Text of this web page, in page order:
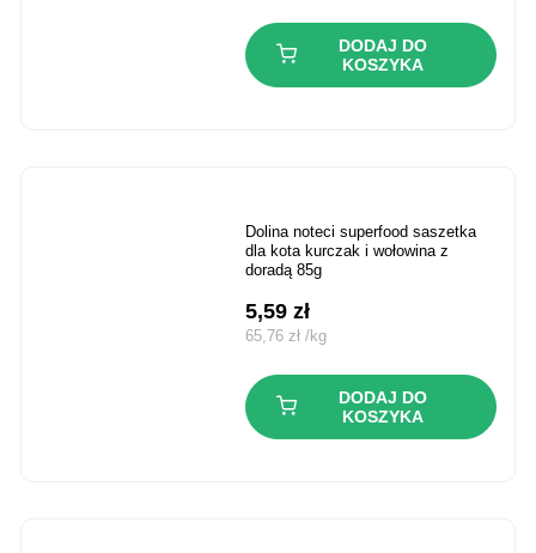
2,79 zł.2,49 zł.
DODAJ DO
KOSZYKA
dolina noteci superfood saszetka
dla kota kurczak i wołowina z
doradą 85g
5,59zł
65,76zł /kg
DODAJ DO
KOSZYKA